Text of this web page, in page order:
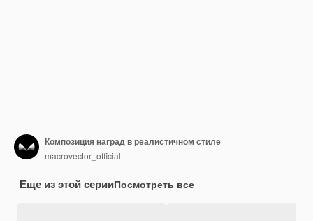
Композиция наград в реалистичном стиле
macrovector_official
Еще из этой серииПосмотреть все